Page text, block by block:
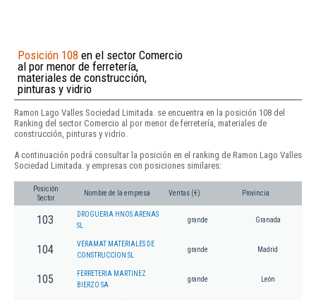
Posición 108 en el sector Comercio
al por menor de ferretería,
materiales de construcción,
pinturas y vidrio
Ramon Lago Valles Sociedad Limitada. se encuentra en la posición 108 del
Ranking del sector Comercio al por menor de ferretería, materiales de
construcción, pinturas y vidrio.
A continuación podrá consultar la posición en el ranking de Ramon Lago Valles
Sociedad Limitada. y empresas con posiciones similares:
Posición
Sector
Nombre de la empresa Ventas (€) Provincia
103
DROGUERIA HNOS ARENAS
SL
grande Granada
104
VERAMAT MATERIALES DE
CONSTRUCCION SL
grande Madrid
105
FERRETERIA MARTINEZ
BIERZO SA
grande León